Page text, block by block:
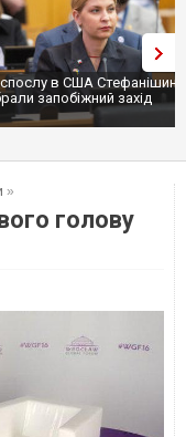
в США
запобіжний захід
»
голову